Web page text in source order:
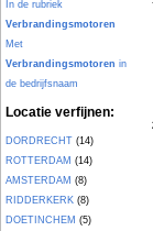
In de rubriek
Verbrandingsmotoren
Met
Verbrandingsmotoren in
de bedrijfsnaam
Locatie verfijnen:
DORDRECHT (14)
ROTTERDAM (14)
AMSTERDAM (8)
RIDDERKERK (8)
DOETINCHEM (5)